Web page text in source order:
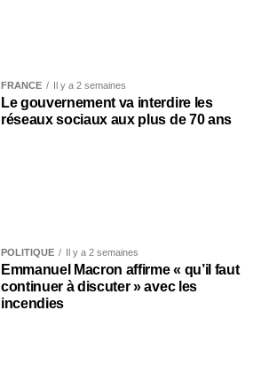
FRANCE Il y a 2 semaines
Le gouvernement va interdire les
réseaux sociaux aux plus de 70 ans
POLITIQUE Il y a 2 semaines
Emmanuel Macron affirme « qu’il faut
continuer à discuter » avec les
incendies